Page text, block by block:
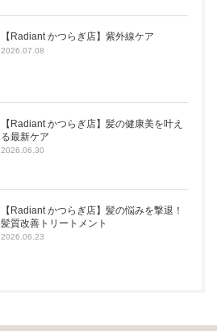
【Radiant かつらぎ店】紫外線ケア
2026.07.08
【Radiant かつらぎ店】髪の健康美を叶え
る最新ケア
2026.06.30
【Radiant かつらぎ店】髪の悩みを撃退！
髪質改善トリートメント
2026.06.23